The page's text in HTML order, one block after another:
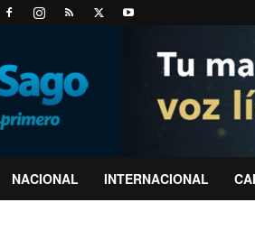
NACIONAL INTERNACIONAL